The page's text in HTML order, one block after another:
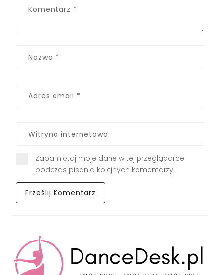
Zapamiętaj moje dane w tej przeglądarce
podczas pisania kolejnych komentarzy.